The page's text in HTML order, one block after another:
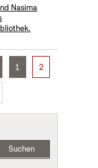
Nasima
1 2
Suchen